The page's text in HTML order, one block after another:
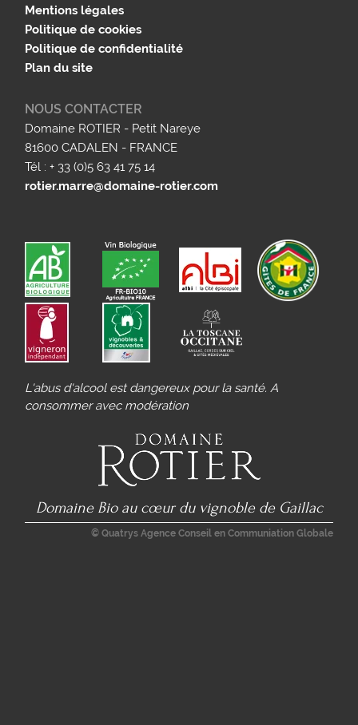
Mentions légales
Politique de cookies
Politique de confidentialité
Plan du site
NOUS CONTACTER
Domaine ROTIER - Petit Nareye
81600 CADALEN - FRANCE
Tél : + 33 (0)5 63 41 75 14
rotier.marre@domaine-rotier.com
L'abus d'alcool est dangereux pour la santé. A
consommer avec modération
Domaine Bio au cœur du vignoble de Gaillac
© Quatrys Agence Conseil en Communiation Globale